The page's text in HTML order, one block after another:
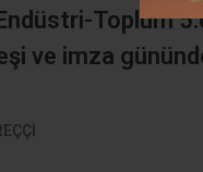
Toplum
ve imza